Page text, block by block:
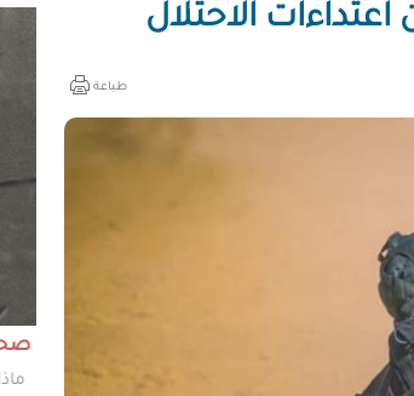
الاحتلال
طباعة
من الصحفي أن يكون مخططًا إستراتيجيًا